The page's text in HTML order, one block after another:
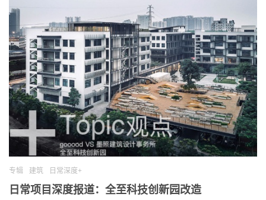
专辑 建筑 日常深度+
日常项目深度报道：全至科技创新园改造